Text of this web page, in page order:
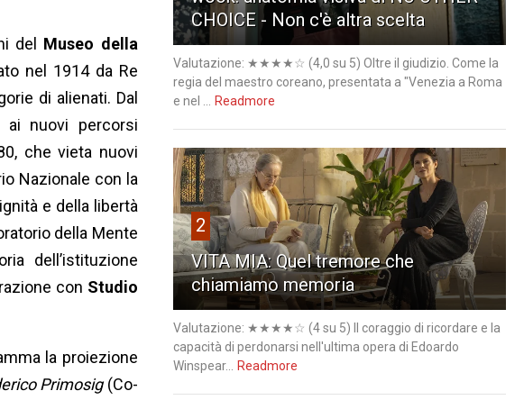
del Museo della
nel 1914 da Re
di alienati. Dal
ai nuovi percorsi
che vieta nuovi
Nazionale con la
e della libertà
della Mente
dell’istituzione
con Studio
la proiezione
Primosig(Co-
CHOICE - Non c'è altra scelta
Valutazione: ★★★★☆ (4,0 su 5) Oltre il giudizio. Come la
regia del maestro coreano, presentata a "Venezia a Roma
e nel ...
Readmore
2
VITA MIA: Quel tremore che
chiamiamo memoria
Valutazione: ★★★★☆ (4 su 5) Il coraggio di ricordare e la
capacità di perdonarsi nell'ultima opera di Edoardo
Winspear...
Readmore